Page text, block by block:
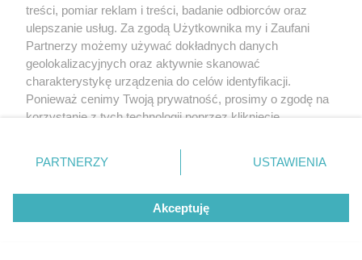
tym także elektroniczny lub mechaniczny) na jakimkolwiek polu
eksploatacji w jakiejkolwiek formie, włącznie z umieszczaniem w Internecie
wykorzystanie utworów w całości lub w części z naruszeniem prawa, tzn.
bez właściwej zgody, jest zabronione pod groźbą kary i może być ścigane
prawnie.
treści, pomiar reklam i treści, badanie odbiorców oraz
ulepszanie usług. Za zgodą Użytkownika my i Zaufani
Partnerzy możemy używać dokładnych danych
geolokalizacyjnych oraz aktywnie skanować
charakterystykę urządzenia do celów identyfikacji.
Ponieważ cenimy Twoją prywatność, prosimy o zgodę na
korzystanie z tych technologii poprzez kliknięcie
zmienić/wycofać klikając przycisk ustawień prywatności
znajdujący się w lewym dolnym rogu strony
rodzaje przetwarzania danych nie wymagają zgody
użytkownika, ale masz prawo sprzeciwić się takiemu
przetwarzaniu. Preferencje będą miały zastosowanie tylko
PARTNERZY USTAWIENIA
Akceptuję